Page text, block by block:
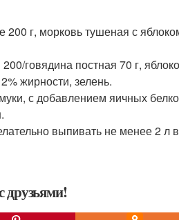
г, морковь тушеная с
говядина постная 70 г,
жирности, зелень.
с добавлением яичных
выпивать не менее 2 л
друзьями!